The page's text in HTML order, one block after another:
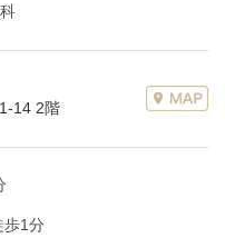
14 2階
歩1分